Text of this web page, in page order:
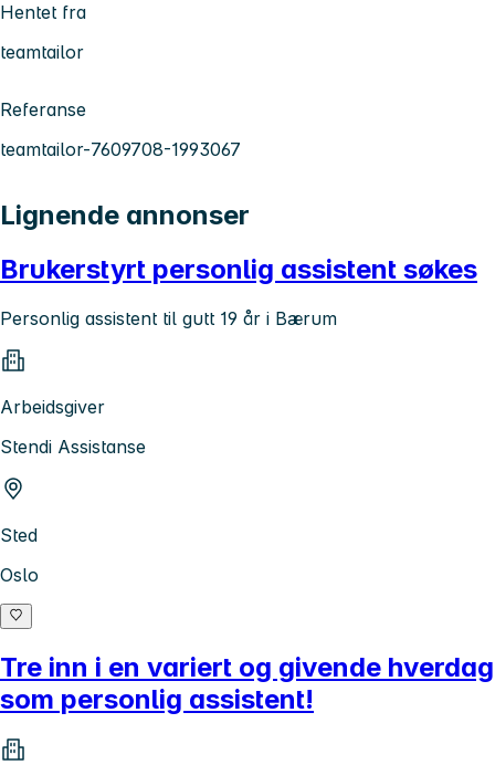
Hentet fra
teamtailor
Referanse
teamtailor-7609708-1993067
Lignende annonser
Brukerstyrt personlig assistent søkes
Personlig assistent til gutt 19 år i Bærum
Arbeidsgiver
Stendi Assistanse
Sted
Oslo
Tre inn i en variert og givende hverdag
som personlig assistent!